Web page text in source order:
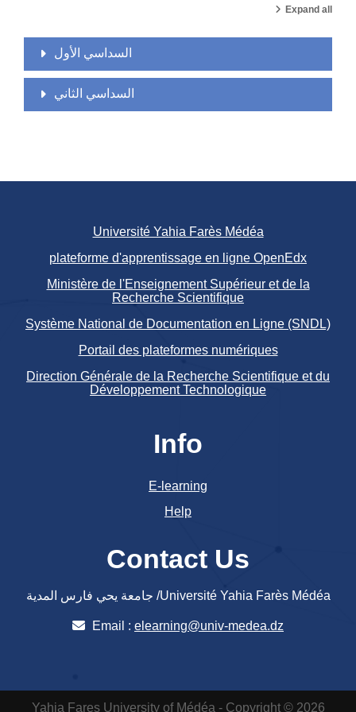
Expand all
السداسي الأول
السداسي الثاني
Université Yahia Farès Médéa
plateforme d'apprentissage en ligne OpenEdx
Ministère de l'Enseignement Supérieur et de la
Recherche Scientifique
Système National de Documentation en Ligne (SNDL)
Portail des plateformes numériques
Direction Générale de la Recherche Scientifique et du
Développement Technologique
Info
E-learning
Help
Contact Us
جامعة يحي فارس المدية /Université Yahia Farès Médéa
Email : elearning@univ-medea.dz
Yahia Fares University of Médéa - Copyright © 2026